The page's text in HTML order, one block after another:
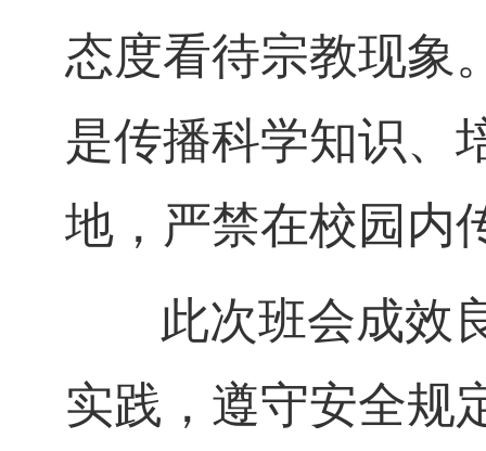
态度看待宗教现象
是传播科学知识、
地，严禁在校园内
此次班会成效良
实践，遵守安全规